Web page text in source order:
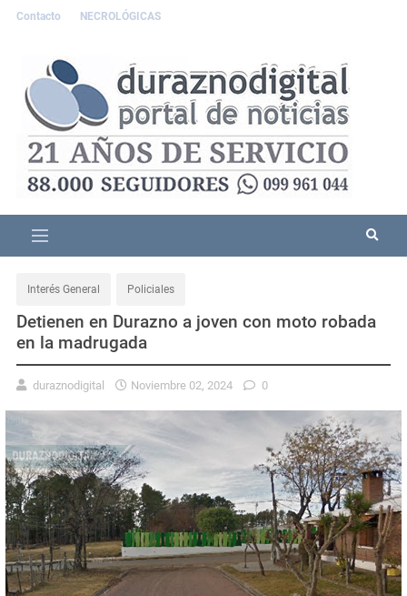
Contacto NECROLÓGICAS
Interés General Policiales
Detienen en Durazno a joven con moto robada
en la madrugada
duraznodigital Noviembre 02, 2024 0